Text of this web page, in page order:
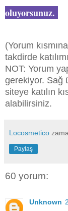
oluyorsunuz.
(Yorum
takdirde
NOT: Yorum
gerekiyor. Sağ
siteye katılın
alabilirsiniz.
Locosmetico
Paylaş
60 yorum:
Unknown